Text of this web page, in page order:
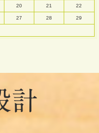
20 21 22
27 28 29